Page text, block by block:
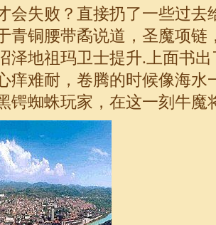
会失败？直接扔了一些过去
青铜腰带矞说道，圣魔项链
泽地祖玛卫士提升.上面书
痒难耐，卷腾的时候像海水
锷蜘蛛玩家，在这一刻牛魔